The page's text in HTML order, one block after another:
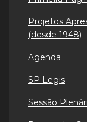
Projetos
(desde 1948)
Agenda
SP Legis
Sessão